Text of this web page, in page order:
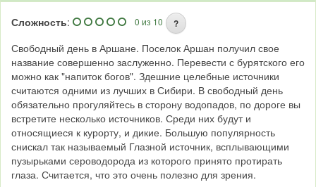
Сложность: 0 из 10 ?
Свободный день в Аршане. Поселок Аршан получил свое
название совершенно заслуженно. Перевести с бурятского его
можно как "напиток богов". Здешние целебные источники
считаются одними из лучших в Сибири. В свободный день
обязательно прогуляйтесь в сторону водопадов, по дороге вы
встретите несколько источников. Среди них будут и
относящиеся к курорту, и дикие. Большую популярность
снискал так называемый Глазной источник, всплывающими
пузырьками сероводорода из которого принято протирать
глаза. Считается, что это очень полезно для зрения.